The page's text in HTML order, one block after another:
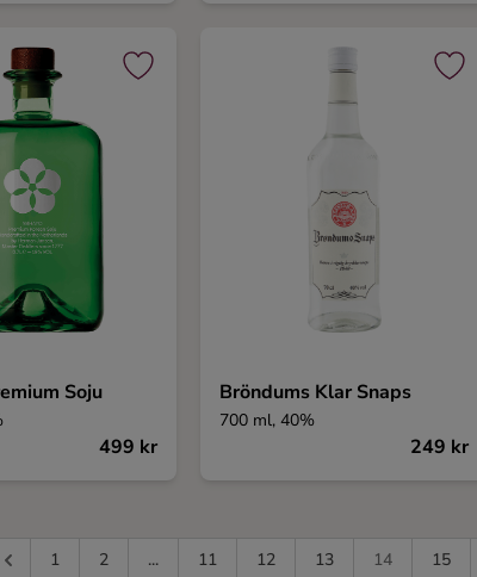
Soju
499 kr
Bröndums Klar Snaps
700 ml, 40%
249 kr
1 2 ... 11 12 13 14 15